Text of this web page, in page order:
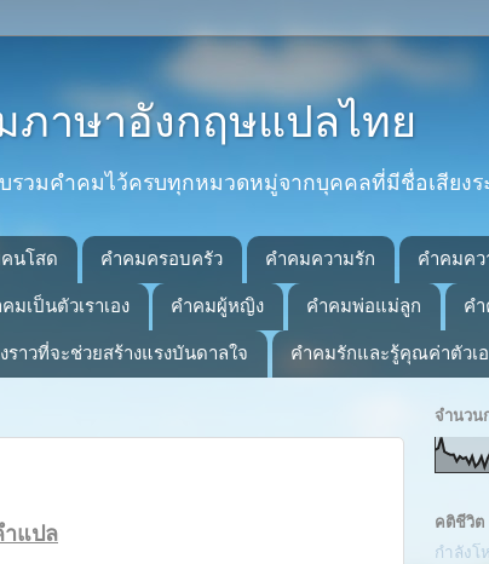
าษาอังกฤษแปลไทย
รวมคำคมไว้ครบทุกหมวดหมู่จากบุคคลที่มีชื่อเสียงร
นโสด คำคมครอบครัว คำคมความรัก คำคมคว
มเป็นตัวเราเอง คำคมผู้หญิง คำคมพ่อแม่ลูก ค
งราวที่จะช่วยสร้างแรงบันดาลใจ คำคมรักและรู้คุณค่าตัวเ
แปล
จำนวน
คติชีวิต
กำลังโ